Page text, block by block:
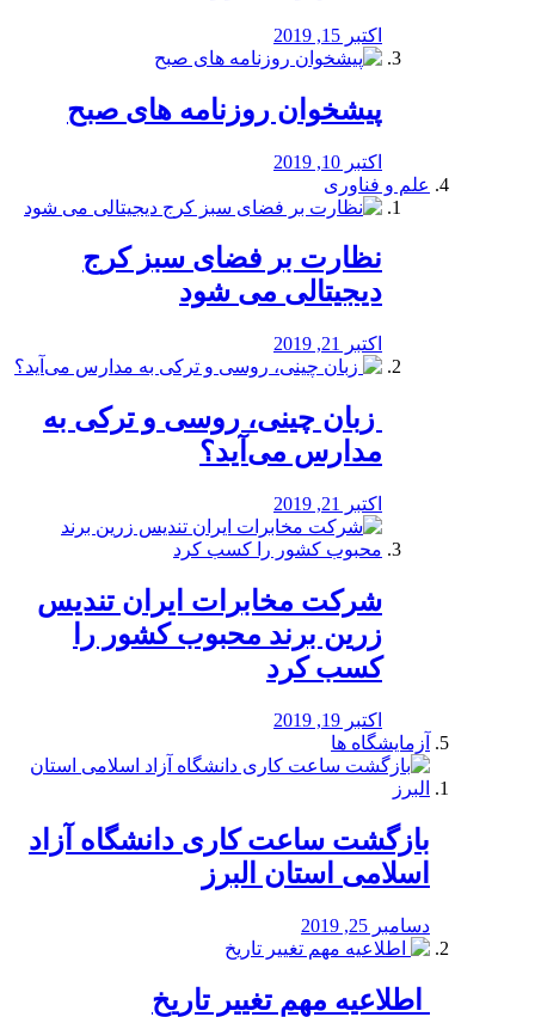
اکتبر 15, 2019
پیشخوان روزنامه های صبح
اکتبر 10, 2019
علم و فناوری
نظارت بر فضای سبز کرج
دیجیتالی می شود
اکتبر 21, 2019
️ زبان چینی، روسی و ترکی به
مدارس می‌آید؟
اکتبر 21, 2019
شرکت مخابرات ایران تندیس
زرین برند محبوب کشور را
کسب کرد
اکتبر 19, 2019
آزمایشگاه ها
بازگشت ساعت کاری دانشگاه آزاد
اسلامی استان البرز
دسامبر 25, 2019
️ اطلاعیه مهم تغییر تاریخ